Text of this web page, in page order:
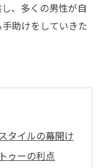
、多くの男性が自
助けをしていきた
タイルの幕開け
ゥーの利点